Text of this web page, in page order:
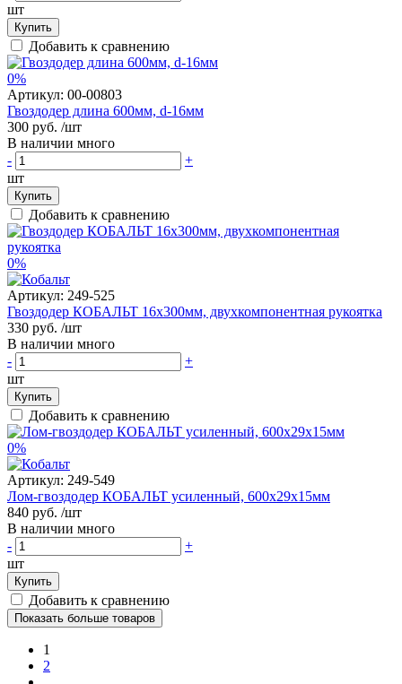
шт
Купить
Добавить к сравнению
0%
Артикул: 00-00803
Гвоздодер длина 600мм, d-16мм
300 руб. /шт
В наличии много
-
+
шт
Купить
Добавить к сравнению
0%
Артикул: 249-525
Гвоздодер КОБАЛЬТ 16х300мм, двухкомпонентная рукоятка
330 руб. /шт
В наличии много
-
+
шт
Купить
Добавить к сравнению
0%
Артикул: 249-549
Лом-гвоздодер КОБАЛЬТ усиленный, 600х29х15мм
840 руб. /шт
В наличии много
-
+
шт
Купить
Добавить к сравнению
Показать больше товаров
1
2